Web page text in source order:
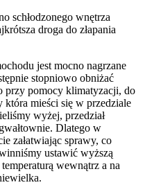
schłodzonego wnętrza
droga do złapania
jest mocno nagrzane
stopniowo obniżać
przy pomocy klimatyzacji, do
mieści się w przedziale
wyżej, przedział
Dlatego w
załatwiając sprawy, co
ustawić wyższą
wewnątrz a na